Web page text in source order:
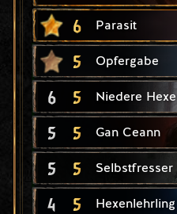
6 Parasit
5 Opfergabe
6 5 Niedere Hexe
5 5 Gan Ceann
5 5 Selbstfresser
4 5 Hexenlehrling